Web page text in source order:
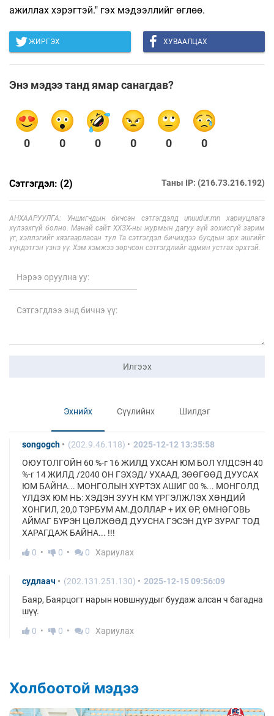
ажиллах хэрэгтэй." гэх мэдээллийг өглөө.
ЖИРГЭХ ХУВААЛЦАХ
Энэ мэдээ танд ямар санагдав?
0 0 0 0 0 0
Сэтгэгдэл: (2) Таны IP: (216.73.216.192)
АНХААРУУЛГА: Уншигчдын бичсэн сэтгэгдэлд unuudur.mn хариуцлага
хүлээхгүй болно. Манай сайт ХХЗХ-ны журмын дагуу зүй зохисгүй зарим
үг, хэллэгийг хязгаарласан тул Та сэтгэгдэл бичихдээ бусдын эрх ашгийг
хүндэтгэн үзнэ үү. Хэм хэмжээ зөрчсөн сэтгэгдлийг админ устгах эрхтэй.
Илгээх
Эхнийх Сүүлийнх Шилдэг
songogch (202.9.46.118)
2025-12-12 13:35:58
ОЮУТОЛГОЙН 60 %-г 16 ЖИЛД УХСАН ЮМ БОЛ ҮЛДСЭН 40
%-г 14 ЖИЛД /2040 ОН ГЭХЭД/ УХААД, ЗӨӨГӨӨД ДУУСАХ
ЮМ БАЙНА... МОНГОЛЫН ХҮРТЭХ АШИГ 00 %... МОНГОЛД
ҮЛДЭХ ЮМ НЬ: ХЭДЭН ЗУУН КМ ҮРГЭЛЖЛЭХ ХӨНДИЙ
ХОНГИЛ, 20,0 ТЭРБУМ АМ.ДОЛЛАР + ИХ ӨР, ӨМНӨГОВЬ
АЙМАГ БҮРЭН ЦӨЛЖӨӨД ДУУСНА ГЭСЭН ДҮР ЗУРАГ ТОД
ХАРАГДАЖ БАЙНА... !!!
0
0 0 Хариулах
судлаач (202.131.251.130)
2025-12-15 09:56:09
Баяр, Баярцогт нарын новшнуудыг буудаж алсан ч багадна
шүү.
0
0 0 Хариулах
Холбоотой мэдээ